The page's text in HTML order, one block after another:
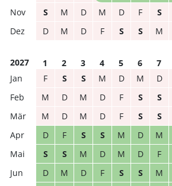
S
M D M D F S
D
M D F S S M
2027 1 2 3 4 5 6 7
F
S S M D M D
M
D M D F S S
M
D M D F S S
D
F S S M D M
S
S M D M D F
D
M D F S S M